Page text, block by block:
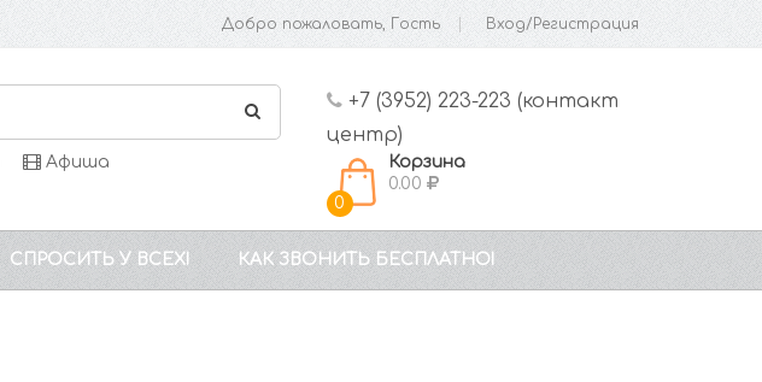
Добро пожаловать, Гость Вход/Регистрация
Афиша
+7 (3952) 223-223 (контакт
центр)
0
Корзина
0.00
СПРОСИТЬ У ВСЕХ! КАК ЗВОНИТЬ БЕСПЛАТНО!